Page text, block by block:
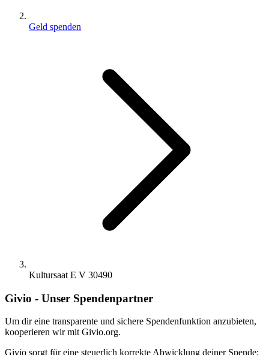
Geld spenden
Kultursaat E V 30490
Givio - Unser Spendenpartner
Um dir eine transparente und sichere Spendenfunktion anzubieten,
kooperieren wir mit Givio.org.
Givio sorgt für eine steuerlich korrekte Abwicklung deiner Spende: